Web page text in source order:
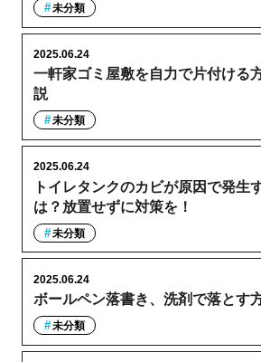
未分類
一軒家ゴミ屋敷を自力で片付ける
説
2025.06.24
未分類
トイレタンクのカビが原因で発生
は？放置せずに対策を！
2025.06.24
未分類
ボールペン落書き、洗剤で落とす
2025.06.24
未分類